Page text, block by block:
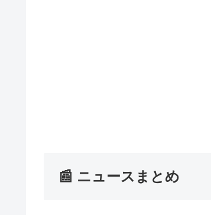
📰 ニュースまとめ